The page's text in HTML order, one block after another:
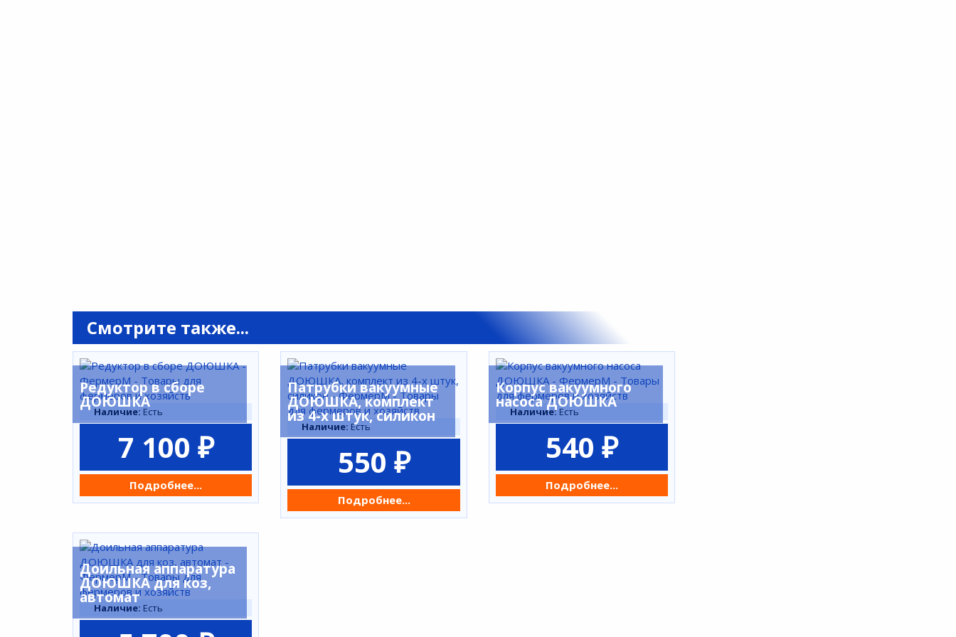
Смотрите также...
Редуктор в сборе
ДОЮШКА
Наличие: Есть
7 100 ₽
Подробнее...
Патрубки вакуумные
ДОЮШКА, комплект
из 4-х штук, силикон
Наличие: Есть
550 ₽
Подробнее...
Корпус вакуумного
насоса ДОЮШКА
Наличие: Есть
540 ₽
Подробнее...
Доильная аппаратура
ДОЮШКА для коз,
автомат
Наличие: Есть